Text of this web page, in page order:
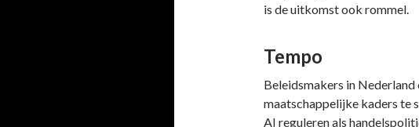
is de uitkomst ook rommel.
Tempo
Beleidsmakers in Nederland
maatschappelijke kaders te
AI reguleren als